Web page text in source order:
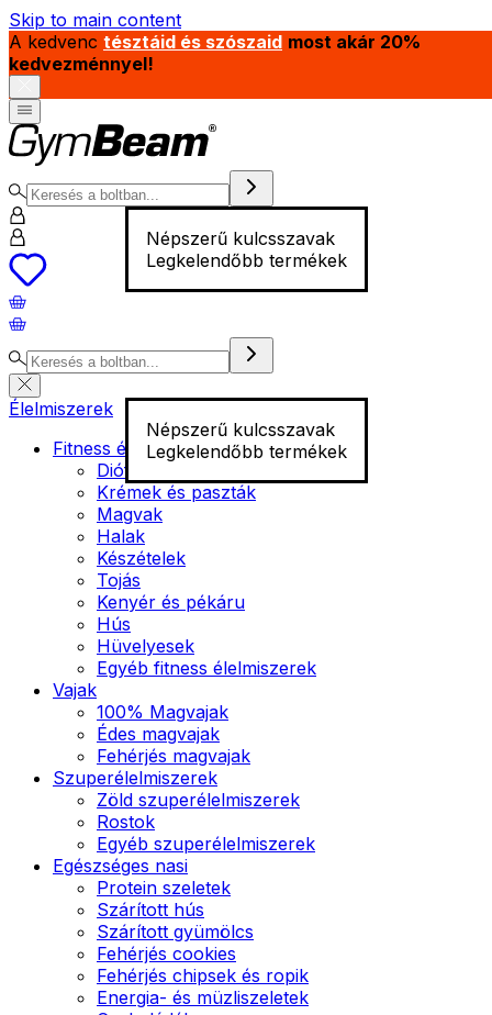
Skip to main content
A kedvenc tésztáid és szószaid most akár 20%
kedvezménnyel!
Népszerű kulcsszavak
Legkelendőbb termékek
Népszerű kulcsszavak
Legkelendőbb termékek
Élelmiszerek
Fitness élelmiszer
Diófélék
Krémek és paszták
Magvak
Halak
Készételek
Tojás
Kenyér és pékáru
Hús
Hüvelyesek
Egyéb fitness élelmiszerek
Vajak
100% Magvajak
Édes magvajak
Fehérjés magvajak
Szuperélelmiszerek
Zöld szuperélelmiszerek
Rostok
Egyéb szuperélelmiszerek
Egészséges nasi
Protein szeletek
Szárított hús
Szárított gyümölcs
Fehérjés cookies
Fehérjés chipsek és ropik
Energia- és müzliszeletek